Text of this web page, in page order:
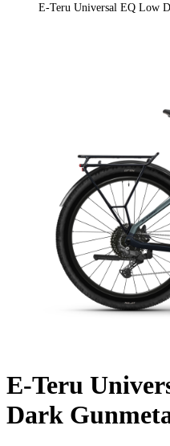
E-Teru Universal EQ Low
E-Teru
Dark